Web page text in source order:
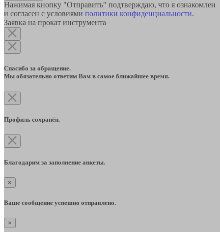
Нажимая кнопку "Отправить" подтверждаю, что я ознакомлен
и согласен с условиями политики конфиденциальности.
Заявка на прокат инструмента
Спасибо за обращение.
Мы обязательно ответим Вам в самое ближайшее время.
Профиль сохранён.
Благодарим за заполнение анкеты.
×
Ваше сообщение успешно отправлено.
×